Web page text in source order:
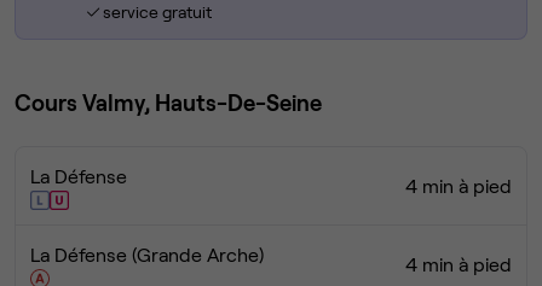
service gratuit
Cours Valmy, Hauts-De-Seine
La Défense 4 min à pied
La Défense (Grande Arche) 4 min à pied